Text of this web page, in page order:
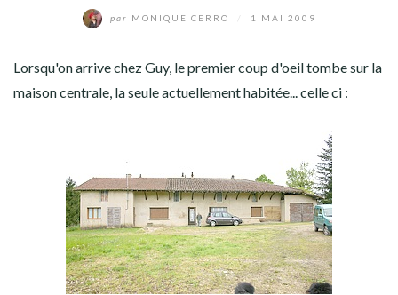
par MONIQUE CERRO 1 MAI 2009
Lorsqu'on arrive chez Guy, le premier coup d'oeil tombe sur la
maison centrale, la seule actuellement habitée... celle ci :